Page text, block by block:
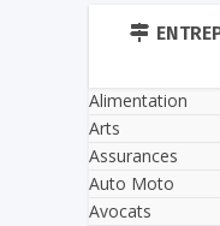
Alimentation
Arts
Assurances
Auto Moto
Avocats